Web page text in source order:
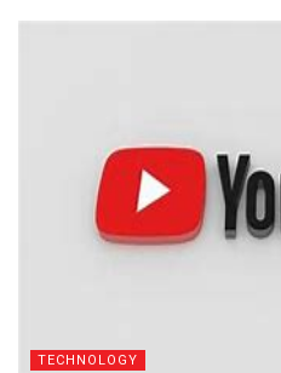
TECHNOLOGY